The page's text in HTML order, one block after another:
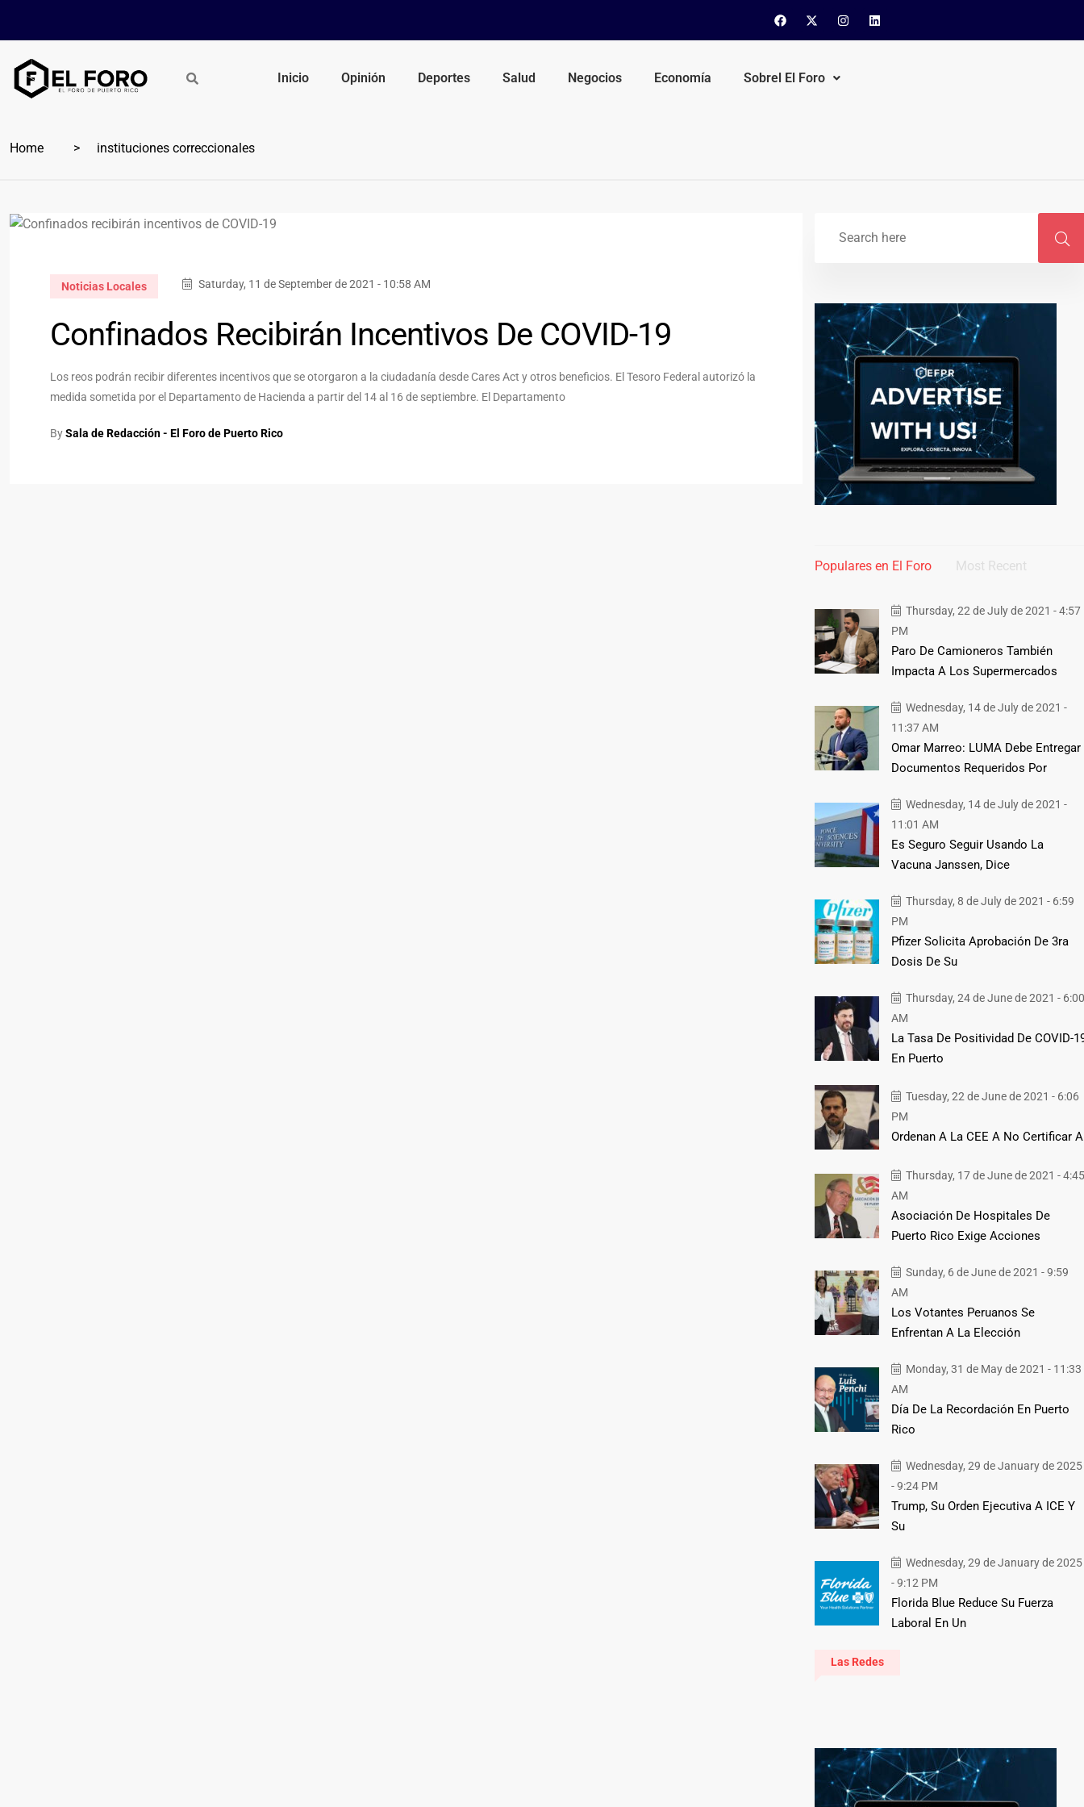
Inicio Opinión Deportes Salud Negocios Economía Sobrel El Foro
Home instituciones correccionales
Noticias Locales Saturday, 11 de September de 2021 - 10:58 AM
Confinados Recibirán Incentivos De COVID-19
Los reos podrán recibir diferentes incentivos que se otorgaron a la ciudadanía desde Cares Act y otros beneficios. El Tesoro Federal autorizó la
medida sometida por el Departamento de Hacienda a partir del 14 al 16 de septiembre. El Departamento
BySala de Redacción - El Foro de Puerto Rico
Populares en El Foro Most Recent
Thursday, 22 de July de 2021 - 4:57
PM
Paro De Camioneros También
Impacta A Los Supermercados
Wednesday, 14 de July de 2021 -
11:37 AM
Omar Marreo: LUMA Debe Entregar
Documentos Requeridos Por
Wednesday, 14 de July de 2021 -
11:01 AM
Es Seguro Seguir Usando La
Vacuna Janssen, Dice
Thursday, 8 de July de 2021 - 6:59
PM
Pfizer Solicita Aprobación De 3ra
Dosis De Su
Thursday, 24 de June de 2021 - 6:00
AM
La Tasa De Positividad De COVID-
En Puerto
Tuesday, 22 de June de 2021 - 6:06
PM
Ordenan A La CEE A No Certificar A
Thursday, 17 de June de 2021 - 4:45
AM
Asociación De Hospitales De
Puerto Rico Exige Acciones
Sunday, 6 de June de 2021 - 9:59
AM
Los Votantes Peruanos Se
Enfrentan A La Elección
Monday, 31 de May de 2021 - 11:33
AM
Día De La Recordación En Puerto
Rico
Wednesday, 29 de January de 2025
- 9:24 PM
Trump, Su Orden Ejecutiva A ICE Y
Su
Wednesday, 29 de January de 2025
- 9:12 PM
Florida Blue Reduce Su Fuerza
Laboral En Un
Las Redes